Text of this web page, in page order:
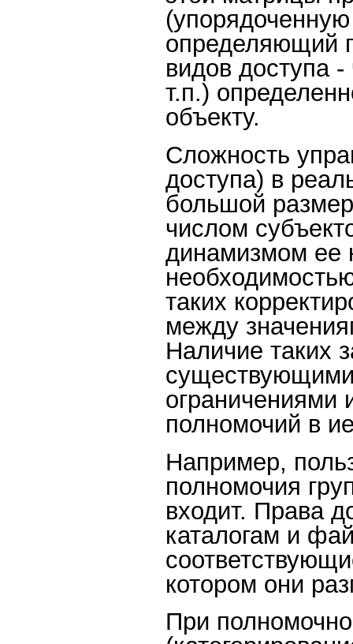
определяющий
видов доступа
т.п.)
объекту.
Сложность
доступа) в
большой
числом
динамизмом ее
таких
между
Наличие таких
ограничениями
полномочий в
Например,
полномочия
входит. Права
каталогам и
котором они
При